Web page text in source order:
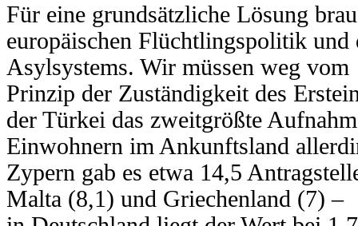
Für eine grundsätzliche Lösung
europäischen Flüchtlingspolitik und
Asylsystems. Wir müssen weg vom
Prinzip der Zuständigkeit des
der Türkei das zweitgrößte
Einwohnern im Ankunftsland
Zypern gab es etwa 14,5
Malta (8,1) und Griechenland (7) –